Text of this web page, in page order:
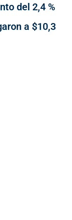
del 2,4 %
a $10,3